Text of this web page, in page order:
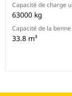
Capacité de charge
63000 kg
Capacité de la benne
33.8 m³